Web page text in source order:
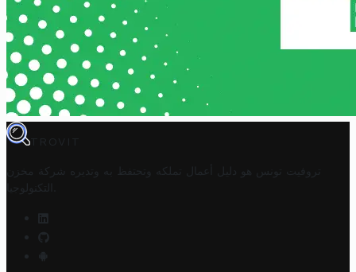
TROVIT
تروفيت تونس هو دليل أعمال تملكه وتحتفظ به وتديره
شركة مخزن
التكنولوجيا